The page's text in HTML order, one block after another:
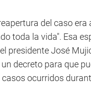
del caso era
toda la vida". Esa
presidente José
decreto para que
ocurridos